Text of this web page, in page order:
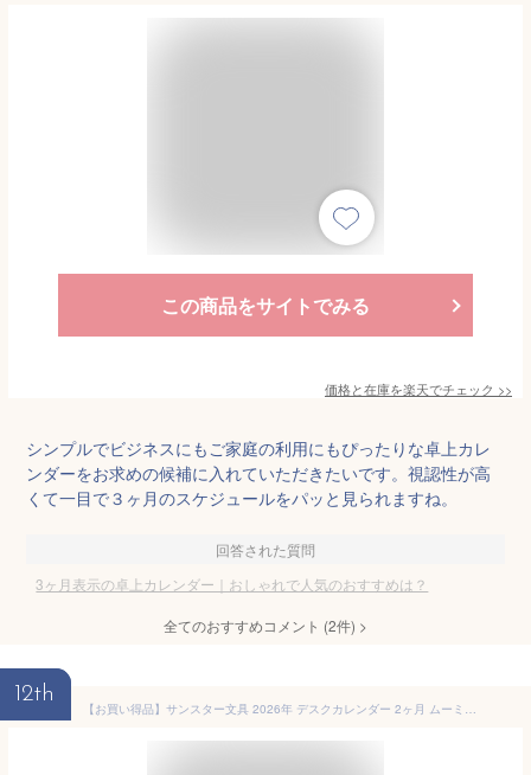
この商品をサイトでみる
価格と在庫を楽天でチェック >>
シンプルでビジネスにもご家庭の利用にもぴったりな卓上カレ
ンダーをお求めの候補に入れていただきたいです。視認性が高
くて一目で３ヶ月のスケジュールをパッと見られますね。
回答された質問
3ヶ月表示の卓上カレンダー｜おしゃれで人気のおすすめは？
全てのおすすめコメント (2件) >
12th
【お買い得品】サンスター文具 2026年 デスクカレンダー 2ヶ月 ムーミン MOOMIN 卓上 S8521794